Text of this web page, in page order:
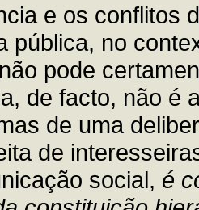
e os conflitos
pública, no
pode
de facto, não é
de uma
de
social, é